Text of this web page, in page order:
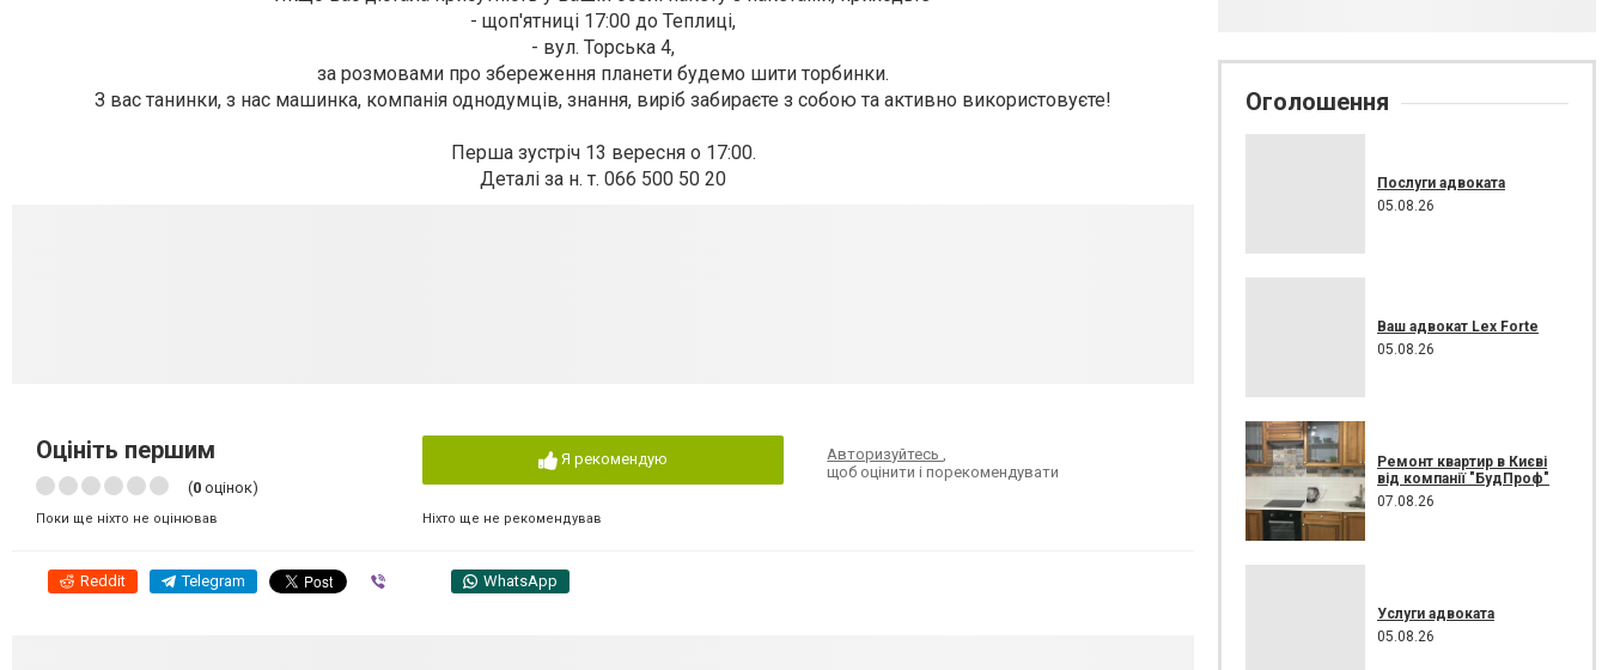
- щоп'ятниці 17:00 до Теплиці,
- вул. Торська 4,
за розмовами про збереження планети будемо шити торбинки.
З вас танинки, з нас машинка, компанія однодумців, знання, виріб забираєте з собою та активно використовуєте!
Перша зустріч 13 вересня о 17:00.
Деталі за н. т. 066 500 50 20
Оцініть першим
(0 оцінок)
Поки ще ніхто не оцінював
Я рекомендую
Ніхто ще не рекомендував
Авторизуйтесь,
щоб оцінити і порекомендувати
Reddit Telegram WhatsApp
Оголошення
Послуги адвоката
05.08.26
Ваш адвокат Lex Forte
05.08.26
Ремонт квартир в Києві
від компанії "БудПроф"
07.08.26
Услуги адвоката
05.08.26